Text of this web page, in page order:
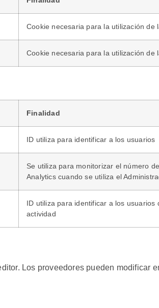
Cookie necesaria para la utilización de
Cookie necesaria para la utilización de
Finalidad
ID utiliza para identificar a los usuarios
Se utiliza para monitorizar el número
Analytics cuando se utiliza el
ID utiliza para identificar a los
actividad
Los proveedores pueden modificar